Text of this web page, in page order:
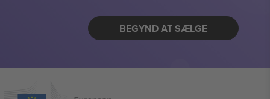
BEGYND AT SÆLGE